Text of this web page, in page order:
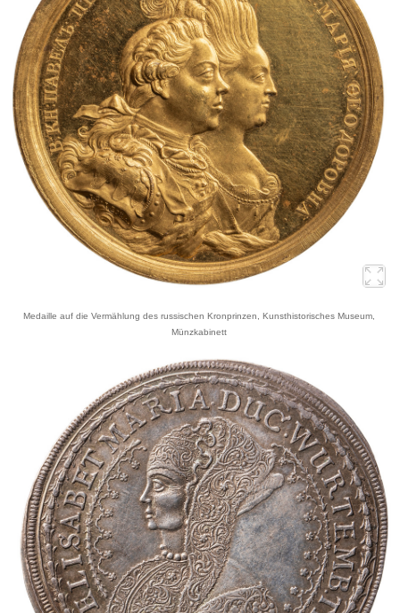
Medaille auf die Vermählung des russischen Kronprinzen, Kunsthistorisches Museum,
Münzkabinett